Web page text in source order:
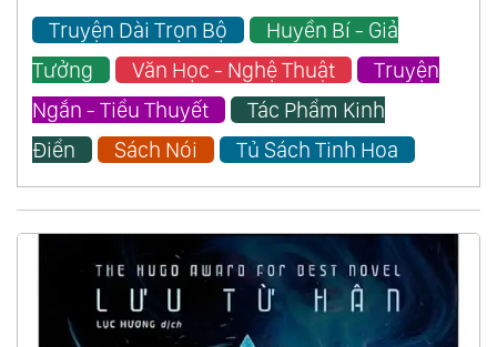
Truyện Dài Trọn Bộ
Huyền Bí - Giả
Tưởng
Văn Học - Nghệ Thuật
Truyện
Ngắn - Tiểu Thuyết
Tác Phẩm Kinh
Điển
Sách Nói Tủ Sách Tinh Hoa